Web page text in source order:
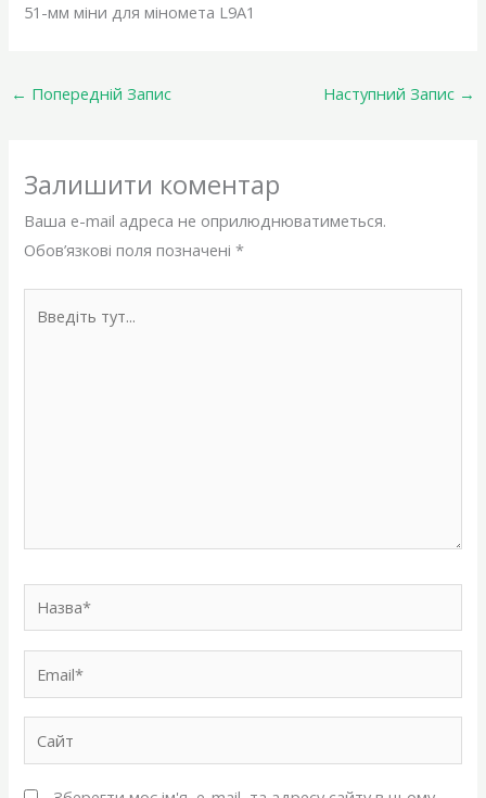
51-мм міни для міномета L9A1
← Попередній Запис Наступний Запис →
Залишити коментар
Ваша e-mail адреса не оприлюднюватиметься.
Обов’язкові поля позначені*